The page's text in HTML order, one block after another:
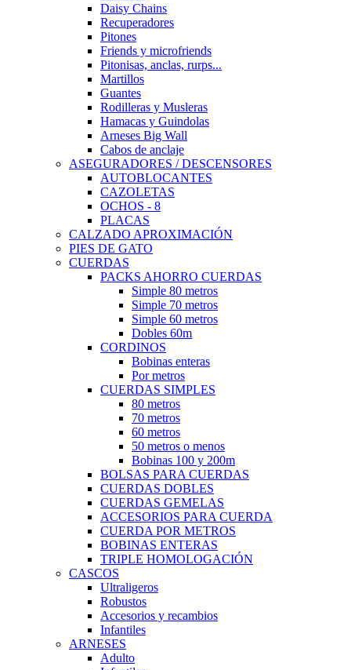
Daisy Chains
Recuperadores
Pitones
Friends y microfriends
Pitonisas, anclas, rurps...
Martillos
Guantes
Rodilleras y Musleras
Hamacas y Guindolas
Arneses Big Wall
Cabos de anclaje
ASEGURADORES / DESCENSORES
AUTOBLOCANTES
CAZOLETAS
OCHOS - 8
PLACAS
CALZADO APROXIMACIÓN
PIES DE GATO
CUERDAS
PACKS AHORRO CUERDAS
Simple 80 metros
Simple 70 metros
Simple 60 metros
Dobles 60m
CORDINOS
Bobinas enteras
Por metros
CUERDAS SIMPLES
80 metros
70 metros
60 metros
50 metros o menos
Bobinas 100 y 200m
BOLSAS PARA CUERDAS
CUERDAS DOBLES
CUERDAS GEMELAS
ACCESORIOS PARA CUERDA
CUERDA POR METROS
BOBINAS ENTERAS
TRIPLE HOMOLOGACIÓN
CASCOS
Ultraligeros
Robustos
Accesorios y recambios
Infantiles
ARNESES
Adulto